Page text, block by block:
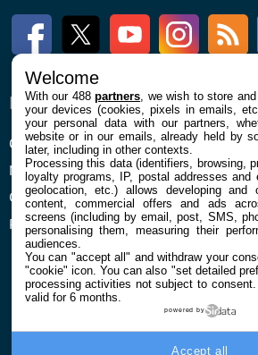
FacebookTwitter Youtube Instagram
ENTREPRISE
Qui sommes nous
Mentions légales et CGU
Confidentialité et Cookies
Préférences cookies
À
La
Contact
Welcome
With our 488partners , we wish to store
your devices (cookies, pixels in emails,
your personal data with our partners,
website or in our emails, already held by
later, including in other contexts.
Processing this data (identifiers, browsing,
loyalty programs, IP, postal addresses and
geolocation, etc.) allows developing and
content, commercial offers and ads
screens (including by email, post, SMS,
personalising them, measuring their
audiences.
You can "accept all" and withdraw your
"cookie" icon. You can also "set detailed
processing activities not subject to
valid for 6 months.
powered by
Accept all